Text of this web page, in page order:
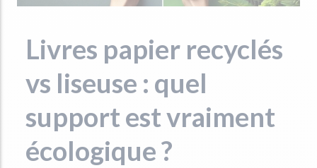
Livres papier recyclés
vs liseuse : quel
support est vraiment
écologique ?